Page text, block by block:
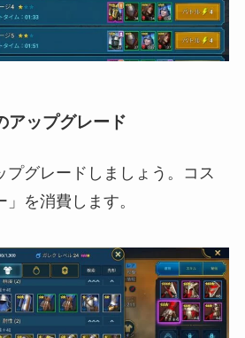
アップグレード
プグレードしましょう。コス
」を消費します。